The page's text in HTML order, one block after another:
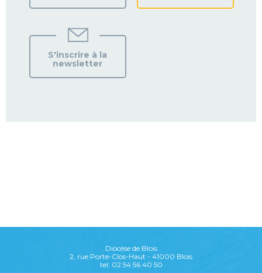
S'inscrire à la
newsletter
Diocèse de Blois
2, rue Porte-Clos-Haut - 41000 Blois
tel: 02 54 56 40 50